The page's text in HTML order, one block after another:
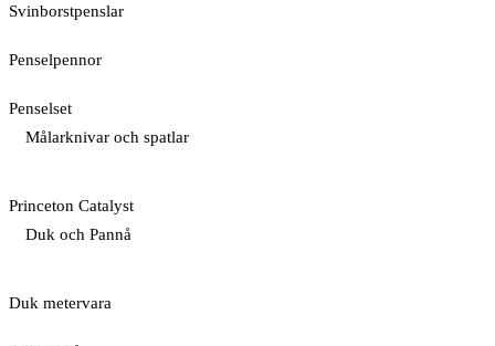
Svinborstpenslar
Penselpennor
Penselset
Målarknivar och spatlar
Princeton Catalyst
Duk och Pannå
Duk metervara